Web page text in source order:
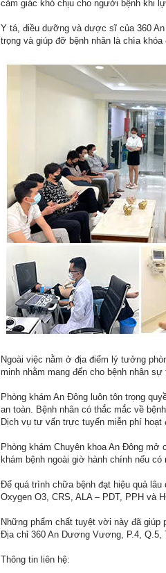
cảm giác khó chịu cho người bệnh khi
Y tá, điều dưỡng và dược sĩ của 360
trọng và giúp đỡ bệnh nhân là chìa
Ngoài việc nằm ở địa điểm lý tưởng
minh nhằm mang đến cho bệnh nhân sự
Phòng khám An Đông luôn tôn trọng
an toàn. Bệnh nhân có thắc mắc về
Dịch vụ tư vấn trực tuyến miễn phí
Phòng khám Chuyên khoa An Đông
khám bệnh ngoài giờ hành chính nếu
Để quá trình chữa bệnh đạt hiệu quả
Oxygen O3, CRS, ALA – PDT, PPH và
Những phẩm chất tuyệt vời này đã
Địa chỉ 360 An Dương Vương, P.4,
Thông tin liên hệ: